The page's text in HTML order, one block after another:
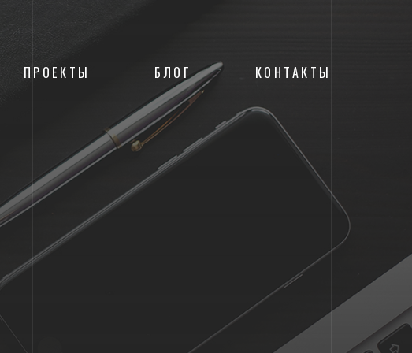
ПРОЕКТЫ БЛОГ КОНТАКТЫ